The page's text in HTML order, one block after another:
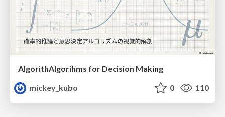
AlgorithAlgorihms for Decision Making
mickey_kubo
0 110